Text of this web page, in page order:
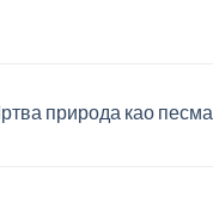
природа као песма